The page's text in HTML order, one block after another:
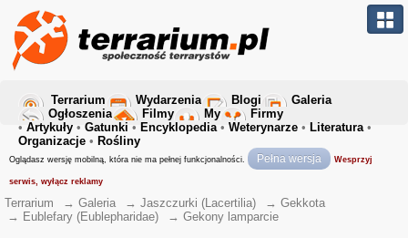
Terrarium Wydarzenia Blogi
Galeria
Ogłoszenia
Filmy My
Firmy
• Artykuły • Gatunki • Encyklopedia• Weterynarze • Literatura•
Organizacje • Rośliny
Oglądasz wersję mobilną, która nie ma pełnej funkcjonalności. Pełna wersja Wesprzyj
serwis, wyłącz reklamy
Terrarium → Galeria → Jaszczurki (Lacertilia) → Gekkota
→ Eublefary (Eublepharidae) → Gekony lamparcie